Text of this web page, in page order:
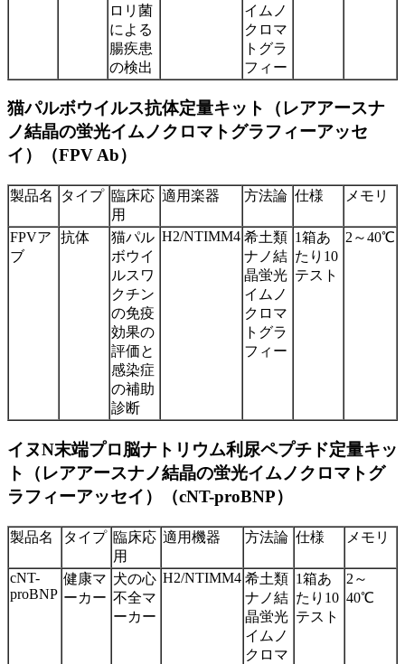
ロリ菌
による
腸疾患
の検出
イムノ
クロマ
トグラ
フィー
猫パルボウイルス抗体定量キット（レアアースナ
ノ結晶の蛍光イムノクロマトグラフィーアッセ
イ）（FPV Ab）
製品名 タイプ 臨床応
用
適用楽器 方法論 仕様 メモリ
FPVア
ブ
抗体
猫パル
ボウイ
ルスワ
クチン
の免疫
効果の
評価と
感染症
の補助
診断
H2/NTIMM4 希土類
ナノ結
晶蛍光
イムノ
クロマ
トグラ
フィー
1箱あ
たり10
テスト
2～40℃
イヌN末端プロ脳ナトリウム利尿ペプチド定量キッ
ト（レアアースナノ結晶の蛍光イムノクロマトグ
ラフィーアッセイ）（cNT-proBNP）
製品名 タイプ 臨床応
用
適用機器 方法論 仕様 メモリ
cNT-
proBNP
健康マ
ーカー
犬の心
不全マ
ーカー
H2/NTIMM4 希土類
ナノ結
晶蛍光
イムノ
クロマ
1箱あ
たり10
テスト
2～
40℃